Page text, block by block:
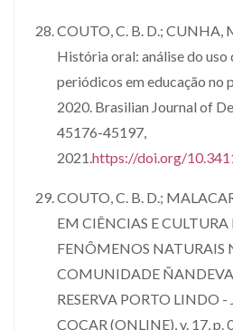
COUTO, C. B. D.; CUNHA,
História oral: análise do uso
periódicos em educação no
2020. Brasilian Journal of
45176-45197,
2021.https://doi.org/
COUTO, C. B. D.;
EM CIÊNCIAS E
FENÔMENOS NATURAIS
COMUNIDADE
RESERVA PORTO LINDO
COCAR (ONLINE), v. 17, p.